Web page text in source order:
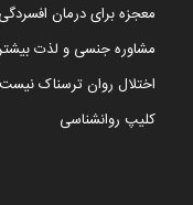
معجزه برای درمان افسردگی
مشاوره جنسی و لذت
اختلال روان ترسناک
کلیپ روانشناسی